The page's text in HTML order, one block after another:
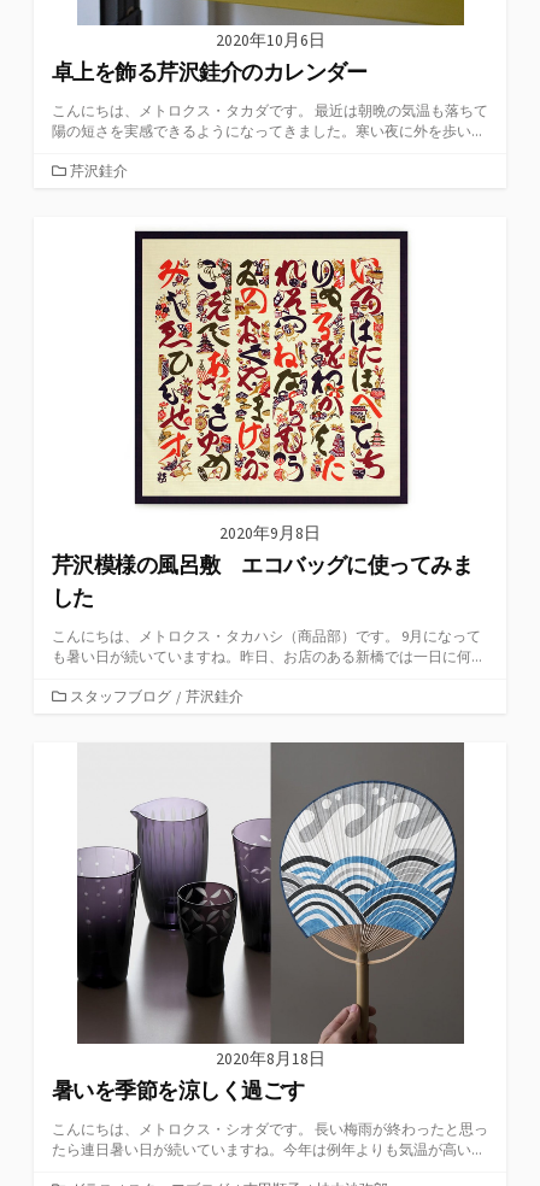
2020年10月6日
卓上を飾る芹沢銈介のカレンダー
こんにちは、メトロクス・タカダです。 最近は朝晩の気温も落ちて
陽の短さを実感できるようになってきました。寒い夜に外を歩い...
カ芹沢銈介
2020年9月8日
芹沢模様の風呂敷 エコバッグに使ってみま
した
こんにちは、メトロクス・タカハシ（商品部）です。 9月になって
も暑い日が続いていますね。昨日、お店のある新橋では一日に何...
カスタッフブログ / 芹沢銈介
2020年8月18日
暑いを季節を涼しく過ごす
こんにちは、メトロクス・シオダです。 長い梅雨が終わったと思っ
たら連日暑い日が続いていますね。今年は例年よりも気温が高い...